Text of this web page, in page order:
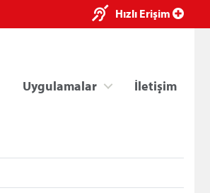
Hızlı Erişim
Uygulamalar İletişim
×